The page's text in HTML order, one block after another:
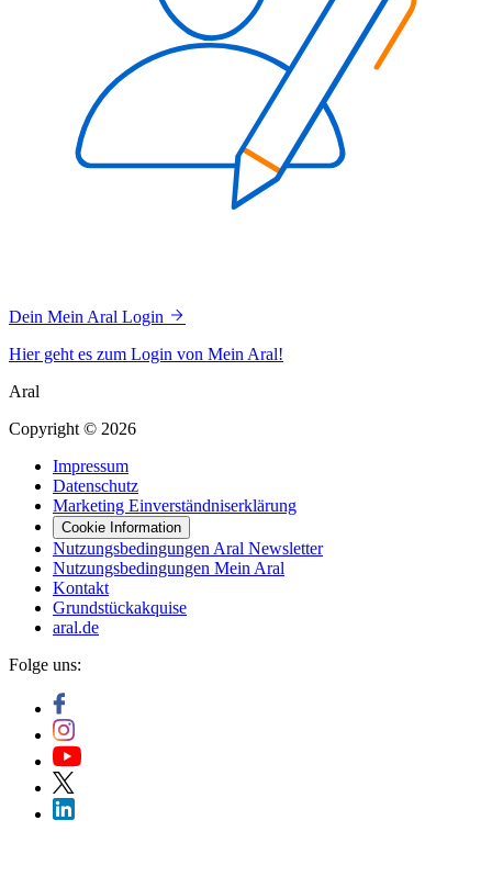
Dein Mein Aral Login
Hier geht es zum Login von Mein Aral!
Aral
Copyright © 2026
Impressum
Datenschutz
Marketing Einverständniserklärung
Cookie Information
Nutzungsbedingungen Aral Newsletter
Nutzungsbedingungen Mein Aral
Kontakt
Grundstückakquise
aral.de
Folge uns: